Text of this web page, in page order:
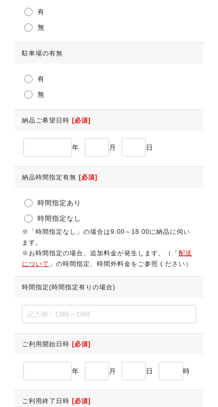
有
無
駐車場の有無
有
無
納品ご希望日時 [必須]
年 月 日
納品時間指定有無 [必須]
時間指定あり
時間指定なし
※「時間指定なし」の場合は9:00～18:00に納品に伺い
ます。
※お時間指定の場合、追加料金が発生します。（「 配送
について 」の時間指定、時間外料金をご参照ください）
時間指定(時間指定有りの場合)
ご利用開始日時 [必須]
年 月 日 時
ご利用終了日時 [必須]